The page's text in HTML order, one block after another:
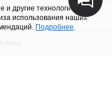
другие технологии для
использования наших
Подробнее.
1147746305574